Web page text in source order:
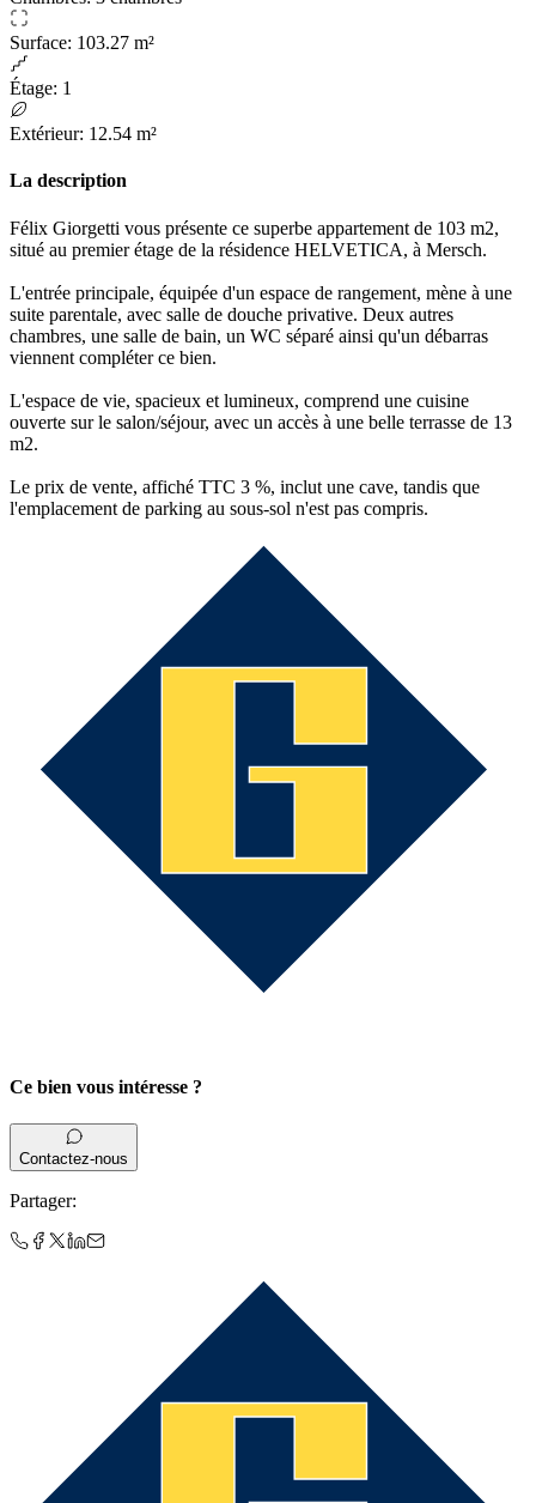
Surface: 103.27 m²
Étage: 1
Extérieur: 12.54 m²
La description
Félix Giorgetti vous présente ce superbe appartement de 103 m2,
situé au premier étage de la résidence HELVETICA, à Mersch.
L'entrée principale, équipée d'un espace de rangement, mène à une
suite parentale, avec salle de douche privative. Deux autres
chambres, une salle de bain, un WC séparé ainsi qu'un débarras
viennent compléter ce bien.
L'espace de vie, spacieux et lumineux, comprend une cuisine
ouverte sur le salon/séjour, avec un accès à une belle terrasse de 13
m2.
Le prix de vente, affiché TTC 3 %, inclut une cave, tandis que
l'emplacement de parking au sous-sol n'est pas compris.
Ce bien vous intéresse ?
Contactez-nous
Partager: